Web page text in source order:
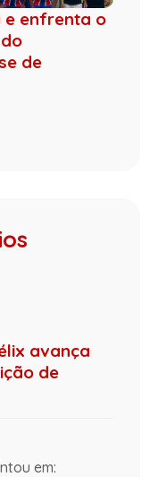
e enfrenta o
de
avança
de
em: